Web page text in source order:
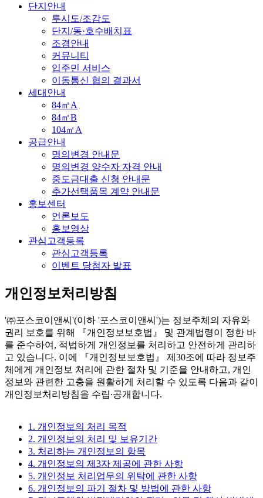
단지안내
투시도/조감도
단지/동·호수배치표
조경안내
커뮤니티
입주민 서비스
이동통신 협의 결과서
세대안내
84㎡A
84㎡B
104㎡A
공급안내
명의변경 안내문
명의변경 양수자 자격 안내
중도금대출 신청 안내문
추가선택품목 계약 안내문
홍보센터
언론보도
홍보영상
관심고객등록
관심고객등록
이벤트 당첨자 발표
개인정보처리방침
'㈜포스코이앤씨'(이하 '포스코이앤씨')는 정보주체의 자유와
권리 보호를 위해 『개인정보보호법』 및 관계법령이 정한 바
를 준수하여, 적법하게 개인정보를 처리하고 안전하게 관리하
고 있습니다. 이에 『개인정보보호법』 제30조에 따라 정보주
체에게 개인정보 처리에 관한 절차 및 기준을 안내하고, 개인
정보와 관련한 고충을 원활하게 처리할 수 있도록 다음과 같이
개인정보처리방침을 수립∙공개합니다.
1. 개인정보의 처리 목적
2. 개인정보의 처리 및 보유기간
3. 처리하는 개인정보의 항목
4. 개인정보의 제3자 제공에 관한 사항
5. 개인정보 처리업무의 위탁에 관한 사항
6. 개인정보의 파기 절차 및 방법에 관한 사항